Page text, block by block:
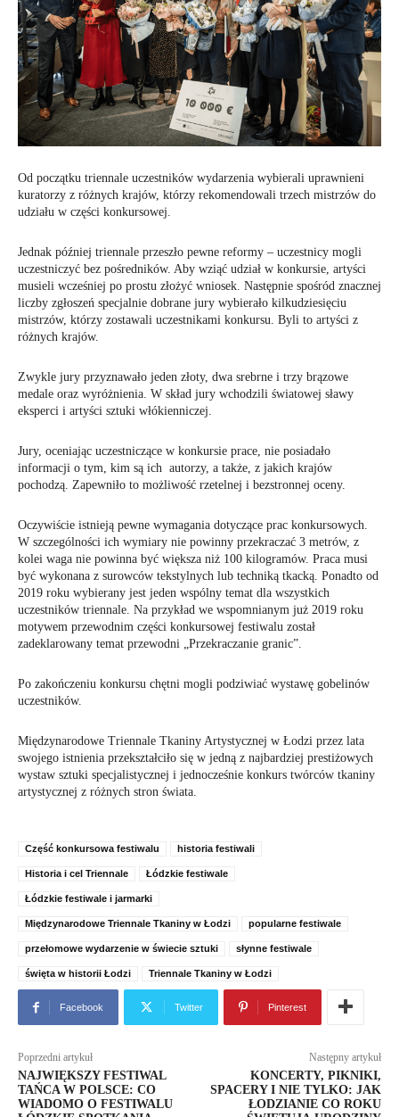
Od początku triennale uczestników wydarzenia wybierali uprawnieni
kuratorzy z różnych krajów, którzy rekomendowali trzech mistrzów do
udziału w części konkursowej.
Jednak później triennale przeszło pewne reformy – uczestnicy mogli
uczestniczyć bez pośredników. Aby wziąć udział w konkursie, artyści
musieli wcześniej po prostu złożyć wniosek. Następnie spośród znacznej
liczby zgłoszeń specjalnie dobrane jury wybierało kilkudziesięciu
mistrzów, którzy zostawali uczestnikami konkursu. Byli to artyści z
różnych krajów.
Zwykle jury przyznawało jeden złoty, dwa srebrne i trzy brązowe
medale oraz wyróżnienia. W skład jury wchodzili światowej sławy
eksperci i artyści sztuki włókienniczej.
Jury, oceniając uczestniczące w konkursie prace, nie posiadało
informacji o tym, kim są ich autorzy, a także, z jakich krajów
pochodzą. Zapewniło to możliwość rzetelnej i bezstronnej oceny.
Oczywiście istnieją pewne wymagania dotyczące prac konkursowych.
W szczególności ich wymiary nie powinny przekraczać 3 metrów, z
kolei waga nie powinna być większa niż 100 kilogramów. Praca musi
być wykonana z surowców tekstylnych lub techniką tkacką. Ponadto od
2019 roku wybierany jest jeden wspólny temat dla wszystkich
uczestników triennale. Na przykład we wspomnianym już 2019 roku
motywem przewodnim części konkursowej festiwalu został
zadeklarowany temat przewodni „Przekraczanie granic”.
Po zakończeniu konkursu chętni mogli podziwiać wystawę gobelinów
uczestników.
Międzynarodowe Triennale Tkaniny Artystycznej w Łodzi przez lata
swojego istnienia przekształciło się w jedną z najbardziej prestiżowych
wystaw sztuki specjalistycznej i jednocześnie konkurs twórców tkaniny
artystycznej z różnych stron świata.
Część konkursowa festiwalu historia festiwali
Historia i cel Triennale Łódzkie festiwale
Łódzkie festiwale i jarmarki
Międzynarodowe Triennale Tkaniny w Łodzi popularne festiwale
przełomowe wydarzenie w świecie sztuki słynne festiwale
święta w historii Łodzi Triennale Tkaniny w Łodzi
Facebook Twitter Pinterest
Poprzedni artykuł
NAJWIĘKSZY FESTIWAL
TAŃCA W POLSCE: CO
WIADOMO O FESTIWALU
Następny artykuł
KONCERTY, PIKNIKI,
SPACERY I NIE TYLKO: JAK
ŁODZIANIE CO ROKU